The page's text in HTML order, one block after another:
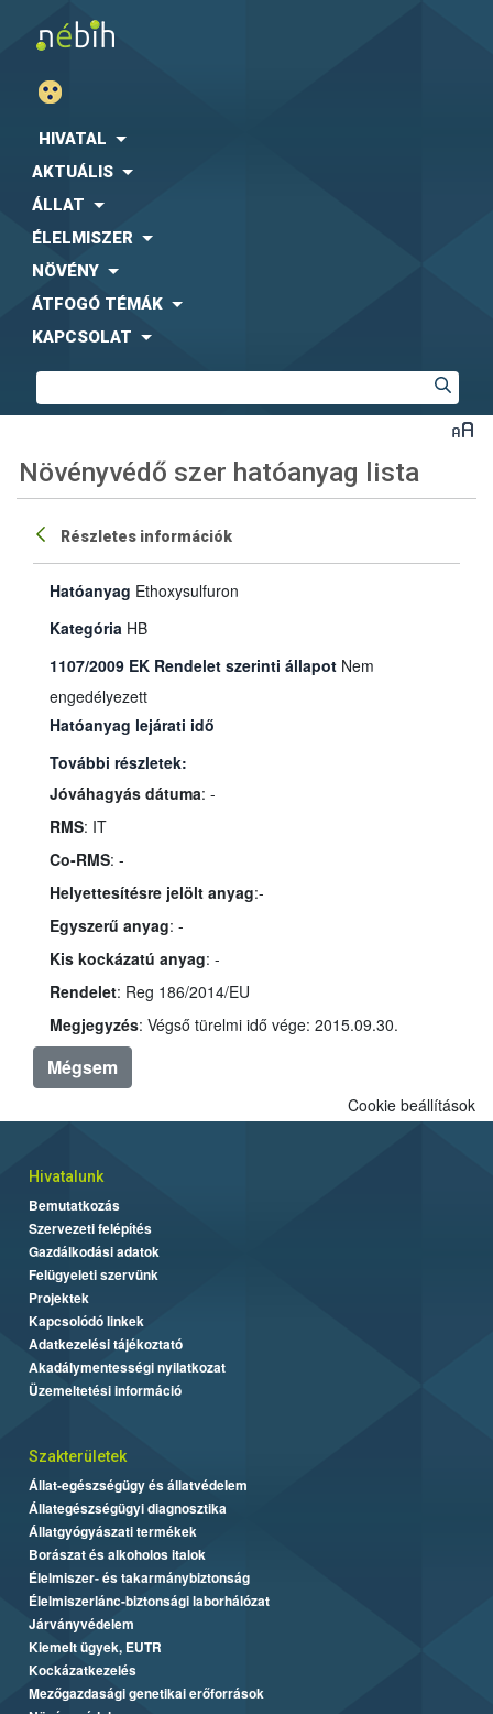
HIVATAL
AKTUÁLIS
ÁLLAT
ÉLELMISZER
NÖVÉNY
ÁTFOGÓ TÉMÁK
KAPCSOLAT
Növényvédő szer hatóanyag lista
Részletes információk
Hatóanyag Ethoxysulfuron
Kategória HB
1107/2009 EK Rendelet szerinti állapot
engedélyezett
Hatóanyag lejárati idő
További részletek:
Jóváhagyás dátuma: -
RMS: IT
Co-RMS: -
Helyettesítésre jelölt anyag:-
Egyszerű anyag: -
Kis kockázatú anyag: -
Rendelet: Reg 186/2014/EU
Megjegyzés: Végső türelmi idő vége: 2015.09.30.
Mégsem
Cookie beállítások
Hivatalunk
Bemutatkozás
Szervezeti felépítés
Gazdálkodási adatok
Felügyeleti szervünk
Projektek
Kapcsolódó linkek
Adatkezelési tájékoztató
Akadálymentességi nyilatkozat
Üzemeltetési információ
Szakterületek
Állat-egészségügy és állatvédelem
Állategészségügyi diagnosztika
Állatgyógyászati termékek
Borászat és alkoholos italok
Élelmiszer- és takarmánybiztonság
Élelmiszerlánc-biztonsági laborhálózat
Járványvédelem
Kiemelt ügyek, EUTR
Kockázatkezelés
Mezőgazdasági genetikai erőforrások